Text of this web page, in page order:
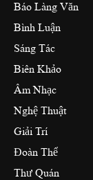
Báo Làng Văn
Bình Luận
Sáng Tác
Biên Khảo
Âm Nhạc
Nghệ Thuật
Giải Trí
Đoàn Thể
Thư Quán